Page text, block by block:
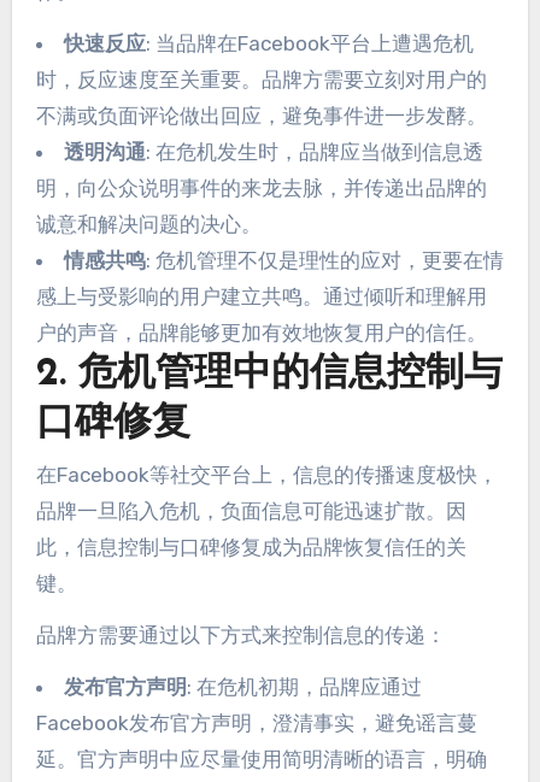
快速反应: 当品牌在Facebook平台上遭遇危机
时，反应速度至关重要。品牌方需要立刻对用户的
不满或负面评论做出回应，避免事件进一步发酵。
透明沟通: 在危机发生时，品牌应当做到信息透
明，向公众说明事件的来龙去脉，并传递出品牌的
诚意和解决问题的决心。
情感共鸣: 危机管理不仅是理性的应对，更要在情
感上与受影响的用户建立共鸣。通过倾听和理解用
户的声音，品牌能够更加有效地恢复用户的信任。
2. 危机管理中的信息控制与
口碑修复
在Facebook等社交平台上，信息的传播速度极快，
品牌一旦陷入危机，负面信息可能迅速扩散。因
此，信息控制与口碑修复成为品牌恢复信任的关
键。
品牌方需要通过以下方式来控制信息的传递：
发布官方声明 : 在危机初期，品牌应通过
Facebook发布官方声明，澄清事实，避免谣言蔓
延。官方声明中应尽量使用简明清晰的语言，明确